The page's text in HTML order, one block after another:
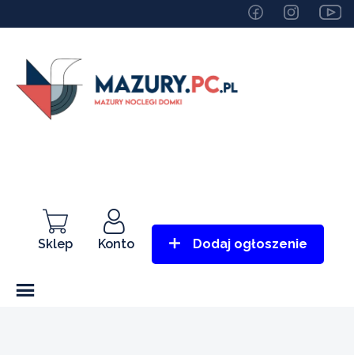
Sklep Konto Dodaj ogłoszenie